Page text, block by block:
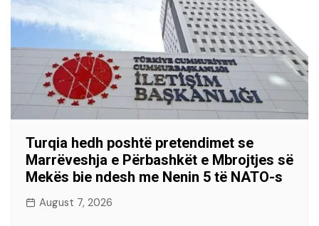
Turqia hedh poshtë pretendimet se
Marrëveshja e Përbashkët e Mbrojtjes së
Mekës bie ndesh me Nenin 5 të NATO-s
August 7, 2026